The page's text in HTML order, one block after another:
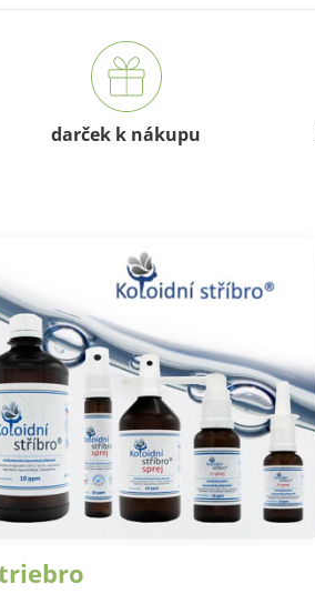
darček k nákupu